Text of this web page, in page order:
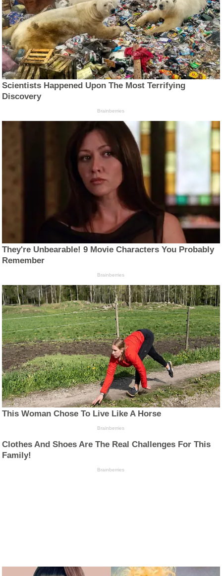
Scientists Happened Upon The Most Terrifying
Discovery
Brainberries
They're Unbearable! 9 Movie Characters You Probably
Remember
Brainberries
This Woman Chose To Live Like A Horse
Brainberries
Clothes And Shoes Are The Real Challenges For This
Family!
Brainberries